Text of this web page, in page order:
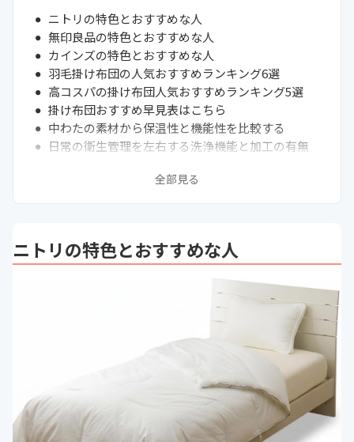
ニトリの特色とおすすめな人
無印良品の特色とおすすめな人
カインズの特色とおすすめな人
羽毛掛け布団の人気おすすめランキング6選
高コスパの掛け布団人気おすすめランキング5選
掛け布団おすすめ早見表はこちら
中わたの素材から保温性と機能性を比較する
日常の衛生管理を左右する洗浄機能と加工の有無
全部見る
ニトリの特色とおすすめな人